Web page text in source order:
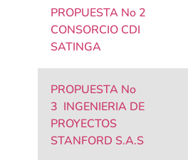
PROPUESTA No 2
CONSORCIO CDI
SATINGA
PROPUESTA No
3 INGENIERIA DE
PROYECTOS
STANFORD S.A.S